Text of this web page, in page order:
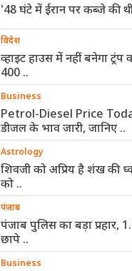
'48 घंटे में ईरान पर कब्जे की
विदेश
व्हाइट हाउस में नहीं बनेगा ट्रंप
400 ..
Business
Petrol-Diesel Price
डीजल के भाव जारी, जानिए ..
Astrology
शिवजी को अप्रिय है शंख की
को ..
पंजाब
पंजाब पुलिस का बड़ा प्रहार,
छापे ..
Business